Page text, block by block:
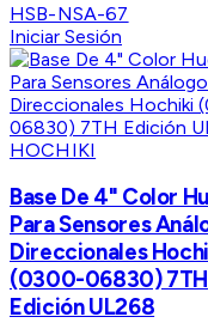
HSB-NSA-67
Iniciar Sesión
HOCHIKI
Base De 4" Color
Para Sensores
Direccionales
(0300-06830) 7TH
Edición UL268